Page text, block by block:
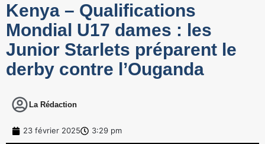
Kenya – Qualifications
Mondial U17 dames : les
Junior Starlets préparent le
derby contre l’Ouganda
La Rédaction
23 février 2025 3:29 pm